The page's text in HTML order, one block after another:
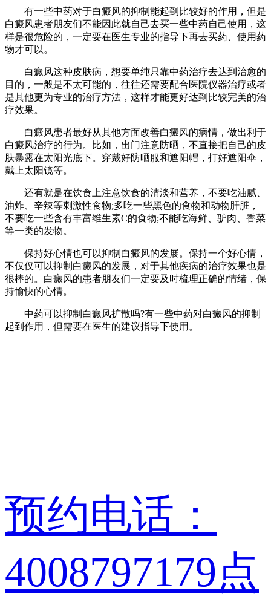
有一些中药对于白癜风的抑制能起到比较好的作用，但是
白癜风患者朋友们不能因此就自己去买一些中药自己使用，这
样是很危险的，一定要在医生专业的指导下再去买药、使用药
物才可以。
白癜风这种皮肤病，想要单纯只靠中药治疗去达到治愈的
目的，一般是不太可能的，往往还需要配合医院仪器治疗或者
是其他更为专业的治疗方法，这样才能更好达到比较完美的治
疗效果。
白癜风患者最好从其他方面改善白癜风的病情，做出利于
白癜风治疗的行为。比如，出门注意防晒，不直接把自己的皮
肤暴露在太阳光底下。穿戴好防晒服和遮阳帽，打好遮阳伞，
戴上太阳镜等。
还有就是在饮食上注意饮食的清淡和营养，不要吃油腻、
油炸、辛辣等刺激性食物;多吃一些黑色的食物和动物肝脏，
不要吃一些含有丰富维生素C的食物;不能吃海鲜、驴肉、香菜
等一类的发物。
保持好心情也可以抑制白癜风的发展。保持一个好心情，
不仅仅可以抑制白癜风的发展，对于其他疾病的治疗效果也是
很棒的。白癜风的患者朋友们一定要及时梳理正确的情绪，保
持愉快的心情。
中药可以抑制白癜风扩散吗?有一些中药对白癜风的抑制
起到作用，但需要在医生的建议指导下使用。
预约电话：
4008797179点